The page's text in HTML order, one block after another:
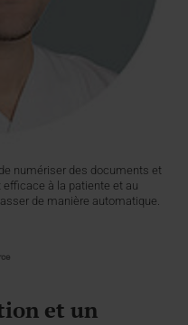
numériser des documents et
à la patiente et au
de manière automatique.
et un